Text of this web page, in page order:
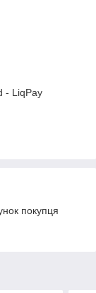
- LiqPay
покупця